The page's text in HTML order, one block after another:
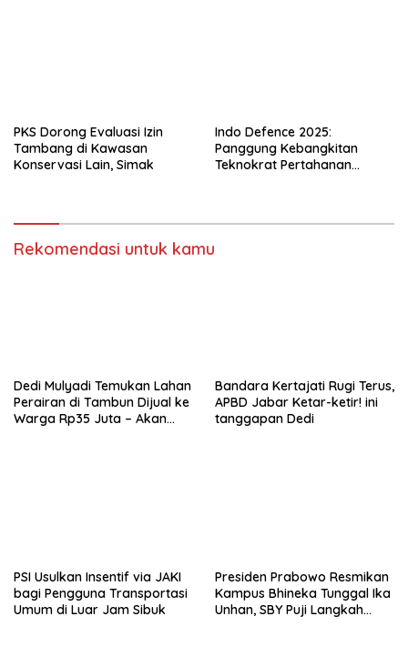
PKS Dorong Evaluasi Izin
Tambang di Kawasan
Konservasi Lain, Simak
Indo Defence 2025:
Panggung Kebangkitan
Teknokrat Pertahanan
Rekomendasi untuk kamu
Dedi Mulyadi Temukan Lahan
Perairan di Tambun Dijual ke
Warga Rp35 Juta – Akan
Bandara Kertajati Rugi Terus,
APBD Jabar Ketar-ketir! ini
tanggapan Dedi
PSI Usulkan Insentif via JAKI
bagi Pengguna Transportasi
Umum di Luar Jam Sibuk
Presiden Prabowo Resmikan
Kampus Bhineka Tunggal Ika
Unhan, SBY Puji Langkah